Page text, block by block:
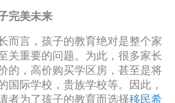
美未来
言，孩子的教育绝对是整个家
关重要的问题。为此，很多家长
的，高价购买学区房，甚至是将
国际学校，贵族学校等。因此，
者为了孩子的教育而选择移民希